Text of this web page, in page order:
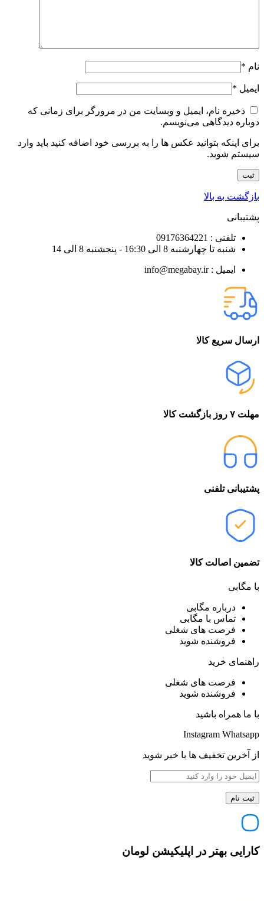
نام *
ایمیل *
ذخیره نام، ایمیل و وبسایت من در مرورگر برای زمانی که
دوباره دیدگاهی می‌نویسم.
برای اینکه بتوانید عکس ها را به بررسی خود اضافه کنید باید وارد
سیستم شوید.
بازگشت به بالا
پشتیبانی
تلفنی : 09176364221
شنبه تا چهارشنبه 8 الی 16:30 - پنجشنبه 8 الی 14
ایمیل : info@megabay.ir
ارسال سریع کالا
مهلت ۷ روز بازگشت کالا
پشتیبانی تلفنی
تضمین اصالت کالا
با مگابی
درباره مگابی
تماس با مگابی
فرصت های شغلی
فروشنده شوید
راهنمای خرید
فرصت های شغلی
فروشنده شوید
با ما همراه باشید
Instagram Whatsapp
از آخرین تخفیف ها با خبر شوید
کارایی بهتر در اپلیکیشن لومان